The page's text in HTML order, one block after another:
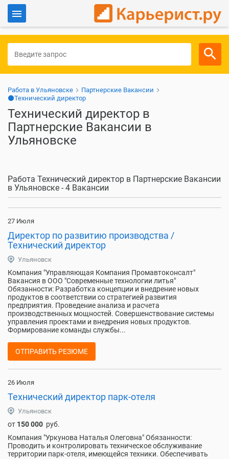
Для работодателей
Работа в Ульяновске
Партнерские Вакансии
⚫Технический директор
Технический директор в
Партнерские Вакансии в
Ульяновске
Работа Технический директор в Партнерские Вакансии
в Ульяновске - 4 Вакансии
27 Июля
Директор по развитию производства /
Технический директор
Ульяновск
Компания "Управляющая Компания Промавтоконсалт"
Вакансия в ООО "Современные технологии литья"
Обязанности: Разработка концепции и внедрение новых
продуктов в соответствии со стратегией развития
предприятия. Проведение анализа и расчета
производственных мощностей. Совершенствование системы
управления проектами и внедрения новых продуктов.
Формирование команды службы...
ОТПРАВИТЬ РЕЗЮМЕ
26 Июля
Технический директор парк-отеля
Ульяновск
от 150 000 руб.
Компания "Уркунова Наталья Олеговна" Обязанности:
Проводить и контролировать техническое обслуживание
территории парк-отеля, имеющейся техники. Обеспечивать